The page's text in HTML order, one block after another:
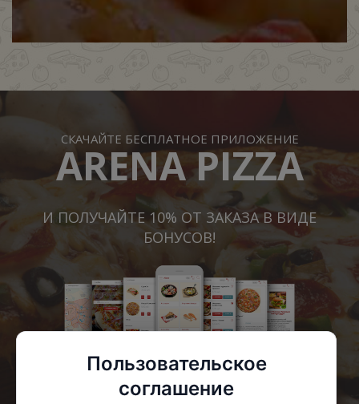
СКАЧАЙТЕ БЕСПЛАТНОЕ ПРИЛОЖЕНИЕ
ARENA PIZZA
И ПОЛУЧАЙТЕ 10% ОТ ЗАКАЗА В ВИДЕ
БОНУСОВ!
Пользовательское
соглашение